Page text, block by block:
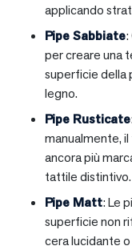
applicando
Pipe Sabbiate
per creare una
superficie della
legno.
Pipe Rusticate
manualmente,
ancora più
tattile distintivo.
Pipe Matt: Le
superficie non
cera lucidante